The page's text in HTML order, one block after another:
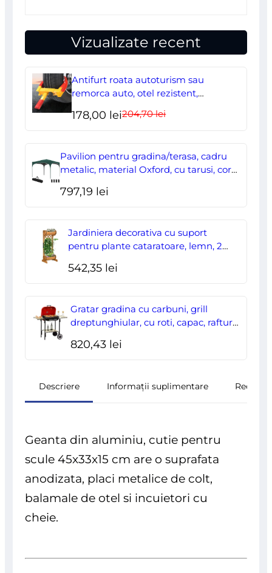
Vizualizate recent
Antifurt roata autoturism sau
remorca auto, otel rezistent,
204,70leiPrețul
a
fost:
178,00 lei
Prețul
este:
178,00 lei.
Pavilion pentru gradina/terasa, cadru
metalic, material Oxford, cu tarusi, corzi
2.95×2.95×2.55 m
797,19 lei
Jardiniera decorativa cu suport
pentru plante cataratoare, lemn, 2
542,35 lei
Gratar gradina cu carbuni, grill
dreptunghiular, cu roti, capac, rafturi,
820,43 lei
Descriere Informații suplimentare
Geanta din aluminiu, cutie pentru
scule 45x33x15 cm are o suprafata
anodizata, placi metalice de colt,
balamale de otel si incuietori cu
cheie.